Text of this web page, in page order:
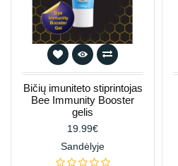
Bičių imuniteto stiprintojas
Bee Immunity Booster
gelis
19.99€
Sandėlyje